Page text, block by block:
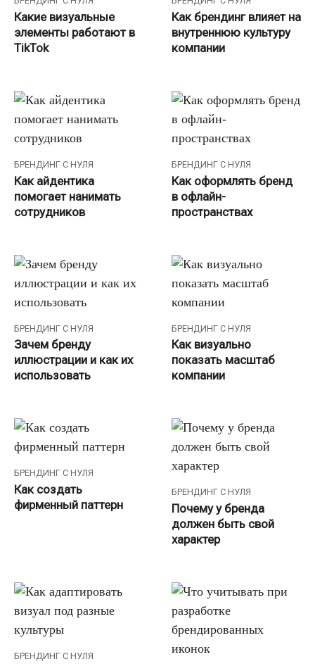
Какие визуальные
элементы работают в
TikTok
Как брендинг влияет на
внутреннюю культуру
компании
БРЕНДИНГ С НУЛЯ
Как айдентика
помогает нанимать
сотрудников
БРЕНДИНГ С НУЛЯ
Как оформлять бренд
в офлайн-
пространствах
БРЕНДИНГ С НУЛЯ
Зачем бренду
иллюстрации и как их
использовать
БРЕНДИНГ С НУЛЯ
Как визуально
показать масштаб
компании
БРЕНДИНГ С НУЛЯ
Как создать
фирменный паттерн
БРЕНДИНГ С НУЛЯ
Почему у бренда
должен быть свой
характер
БРЕНДИНГ С НУЛЯ